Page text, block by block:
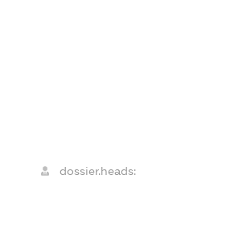
dossier.heads: